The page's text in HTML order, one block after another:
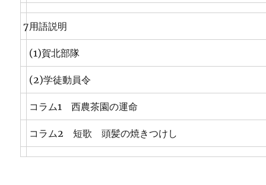
7用語説明
(1)賀北部隊
(2)学徒動員令
コラム1 西農茶園の運命
コラム2 短歌 頭髪の焼きつけし